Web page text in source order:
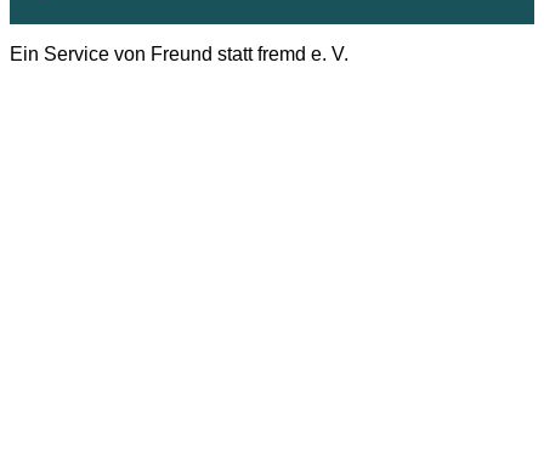
Ein Service von Freund statt fremd e. V.